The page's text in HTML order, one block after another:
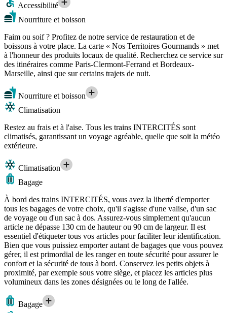
Accessibilité
Nourriture et boisson
Faim ou soif ? Profitez de notre service de restauration et de
boissons à votre place. La carte « Nos Territoires Gourmands » met
à l'honneur des produits locaux de qualité. Recherchez ce service sur
des itinéraires comme Paris-Clermont-Ferrand et Bordeaux-
Marseille, ainsi que sur certains trajets de nuit.
Nourriture et boisson
Climatisation
Restez au frais et à l'aise. Tous les trains INTERCITÉS sont
climatisés, garantissant un voyage agréable, quelle que soit la météo
extérieure.
Climatisation
Bagage
À bord des trains INTERCITÉS, vous avez la liberté d'emporter
tous les bagages de votre choix, qu'il s'agisse d'une valise, d'un sac
de voyage ou d'un sac à dos. Assurez-vous simplement qu'aucun
article ne dépasse 130 cm de hauteur ou 90 cm de largeur. Il est
essentiel d'étiqueter tous vos articles pour faciliter leur identification.
Bien que vous puissiez emporter autant de bagages que vous pouvez
gérer, il est primordial de les ranger en toute sécurité pour assurer le
confort et la sécurité de tous à bord. Conservez les petits objets à
proximité, par exemple sous votre siège, et placez les articles plus
volumineux dans les zones désignées ou le long de l'allée.
Bagage